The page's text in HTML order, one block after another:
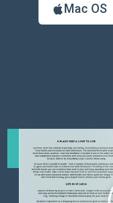
Mac OS